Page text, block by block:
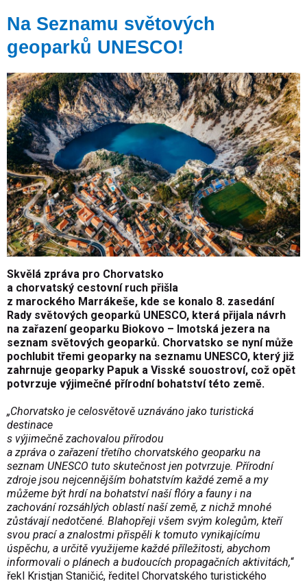
Na Seznamu světových
geoparků UNESCO!
Skvělá zpráva pro Chorvatsko
a chorvatský cestovní ruch přišla
z marockého Marrákeše, kde se konalo 8. zasedání
Rady světových geoparků UNESCO, která přijala návrh
na zařazení geoparku Biokovo – Imotská jezera na
seznam světových geoparků. Chorvatsko se nyní může
pochlubit třemi geoparky na seznamu UNESCO, který již
zahrnuje geoparky Papuk a Visské souostroví, což opět
potvrzuje výjimečné přírodní bohatství této země.
„Chorvatsko je celosvětově uznáváno jako turistická
destinace
s výjimečně zachovalou přírodou
a zpráva o zařazení třetího chorvatského geoparku na
seznam UNESCO tuto skutečnost jen potvrzuje. Přírodní
zdroje jsou nejcennějším bohatstvím každé země a my
můžeme být hrdí na bohatství naší flóry a fauny i na
zachování rozsáhlých oblastí naší země, z nichž mnohé
zůstávají nedotčené. Blahopřeji všem svým kolegům, kteří
svou prací a znalostmi přispěli k tomuto vynikajícímu
úspěchu, a určitě využijeme každé příležitosti, abychom
informovali o plánech a budoucích propagačních aktivitách,“
řekl Kristjan Staničić, ředitel Chorvatského turistického